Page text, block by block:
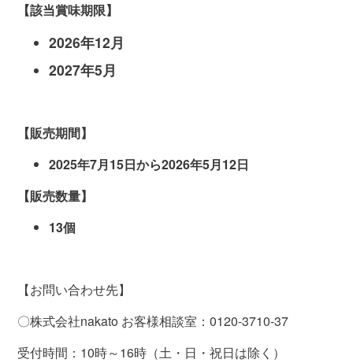
【該当賞味期限】
2026年12月
2027年5月
【販売期間】
2025年7月15日から2026年5月12日
【販売数量】
13個
【お問い合わせ先】
〇株式会社nakato お客様相談室：0120-3710-37
受付時間： 10時～16時（土・日・祝日は除く）